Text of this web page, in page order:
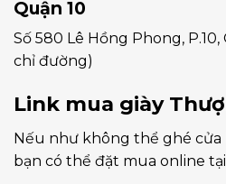
Quận 10
Số 580 Lê Hồng Phong, P.10,
chỉ đường)
Link mua giày
Nếu như không thể ghé
bạn có thể đặt mua online